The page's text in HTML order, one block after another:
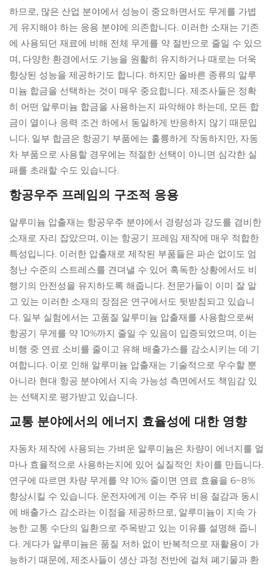
하므로, 많은 산업 분야에서 성능이 중요하면서도 무게를 가볍
게 유지해야 하는 응용 분야에 의존합니다. 이러한 소재는 기존
에 사용되던 재료에 비해 전체 무게를 약 절반으로 줄일 수 있으
며, 다양한 환경에서도 기능을 원활히 유지하거나 때로는 더욱
향상된 성능을 제공하기도 합니다. 하지만 올바른 종류의 알루
미늄 합금을 선택하는 것이 매우 중요합니다. 제조사들은 정확
히 어떤 알루미늄 합금을 사용하는지 파악해야 하는데, 모든 합
금이 열이나 응력 조건 하에서 동일하게 반응하지 않기 때문입
니다. 일부 합금은 항공기 부품에는 훌륭하게 작동하지만, 자동
차 부품으로 사용할 경우에는 적절한 선택이 아니면 심각한 실
패를 초래할 수도 있습니다.
항공우주 프레임의 구조적 응용
알루미늄 압출재는 항공우주 분야에서 경량성과 강도를 겸비한
소재로 자리 잡았으며, 이는 항공기 프레임 제작에 매우 적합한
특성입니다. 이러한 압출재로 제작된 부품들은 파손 없이도 엄
청난 수준의 스트레스를 견뎌낼 수 있어 혹독한 상황에서도 비
행기의 안전성을 유지하도록 해줍니다. 전문가들이 이미 잘 알
고 있는 이러한 소재의 장점은 연구에서도 뒷받침되고 있습니
다. 일부 실험에서는 고품질 알루미늄 압출재를 사용함으로써
항공기 무게를 약 10%까지 줄일 수 있음이 입증되었으며, 이는
비행 중 연료 소비를 줄이고 유해 배출가스를 감소시키는 데 기
여합니다. 이로 인해 알루미늄 압출재는 기술적으로 우수할 뿐
아니라 현대 항공 분야에서 지속 가능성 측면에서도 책임감 있
는 선택지로 평가받고 있습니다.
교통 분야에서의 에너지 효율성에 대한 영향
자동차 제작에 사용되는 가벼운 알루미늄은 차량이 에너지를 얼
마나 효율적으로 사용하는지에 있어 실질적인 차이를 만듭니다.
연구에 따르면 차량 무게를 약 10% 줄이면 연료 효율을 6~8%
향상시킬 수 있습니다. 운전자에게 이는 주유 비용 절감과 동시
에 배출가스 감소라는 이점을 제공하므로, 알루미늄이 지속 가
능한 교통 수단의 일환으로 주목받고 있는 이유를 설명해 줍니
다. 게다가 알루미늄은 품질 저하 없이 반복적으로 재활용이 가
능하기 때문에, 제조사들이 생산 과정 전반에 걸쳐 폐기물과 환